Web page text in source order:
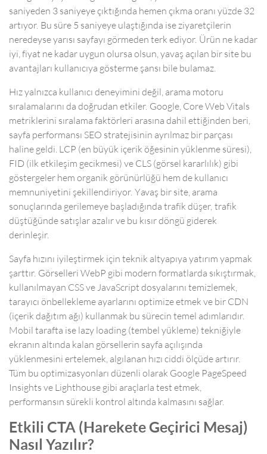
saniyeden 3 saniyeye çıktığında hemen çıkma oranı yüzde 32
artıyor. Bu süre 5 saniyeye ulaştığında ise ziyaretçilerin
neredeyse yarısı sayfayı görmeden terk ediyor. Ürün ne kadar
iyi, fiyat ne kadar uygun olursa olsun, yavaş açılan bir site bu
avantajları kullanıcıya gösterme şansı bile bulamaz.
Hız yalnızca kullanıcı deneyimini değil, arama motoru
sıralamalarını da doğrudan etkiler. Google, Core Web Vitals
metriklerini sıralama faktörleri arasına dahil ettiğinden beri,
sayfa performansı SEO stratejisinin ayrılmaz bir parçası
haline geldi. LCP (en büyük içerik öğesinin yüklenme süresi),
FID (ilk etkileşim gecikmesi) ve CLS (görsel kararlılık) gibi
göstergeler hem organik görünürlüğü hem de kullanıcı
memnuniyetini şekillendiriyor. Yavaş bir site, arama
sonuçlarında gerilemeye başladığında trafik düşer, trafik
düştüğünde satışlar azalır ve bu kısır döngü giderek
derinleşir.
Sayfa hızını iyileştirmek için teknik altyapıya yatırım yapmak
şarttır. Görselleri WebP gibi modern formatlarda sıkıştırmak,
kullanılmayan CSS ve JavaScript dosyalarını temizlemek,
tarayıcı önbellekleme ayarlarını optimize etmek ve bir CDN
(içerik dağıtım ağı) kullanmak bu sürecin temel adımlarıdır.
Mobil tarafta ise lazy loading (tembel yükleme) tekniğiyle
ekranın altında kalan görsellerin sayfa açılışında
yüklenmesini ertelemek, algılanan hızı ciddi ölçüde artırır.
Tüm bu optimizasyonları düzenli olarak Google PageSpeed
Insights ve Lighthouse gibi araçlarla test etmek,
performansın sürekli kontrol altında kalmasını sağlar.
Etkili CTA (Harekete Geçirici Mesaj)
Nasıl Yazılır?